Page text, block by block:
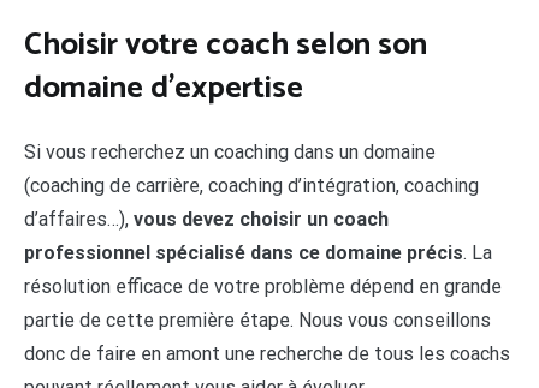
Choisir votre coach selon son
domaine d’expertise
Si vous recherchez un coaching dans un domaine
(coaching de carrière, coaching d’intégration, coaching
d’affaires…), vous devez choisir un coach
professionnel spécialisé dans ce domaine précis. La
résolution efficace de votre problème dépend en grande
partie de cette première étape. Nous vous conseillons
donc de faire en amont une recherche de tous les coachs